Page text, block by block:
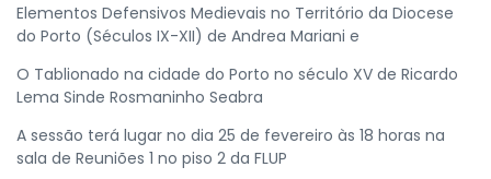
Elementos Defensivos Medievais no Território da Diocese
do Porto (Séculos IX-XII) de Andrea Mariani e
O Tablionado na cidade do Porto no século XV de Ricardo
Lema Sinde Rosmaninho Seabra
A sessão terá lugar no dia 25 de fevereiro às 18 horas na
sala de Reuniões 1 no piso 2 da FLUP